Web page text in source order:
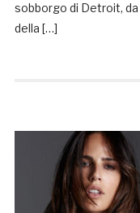
sobborgo di Detroit,
della […]